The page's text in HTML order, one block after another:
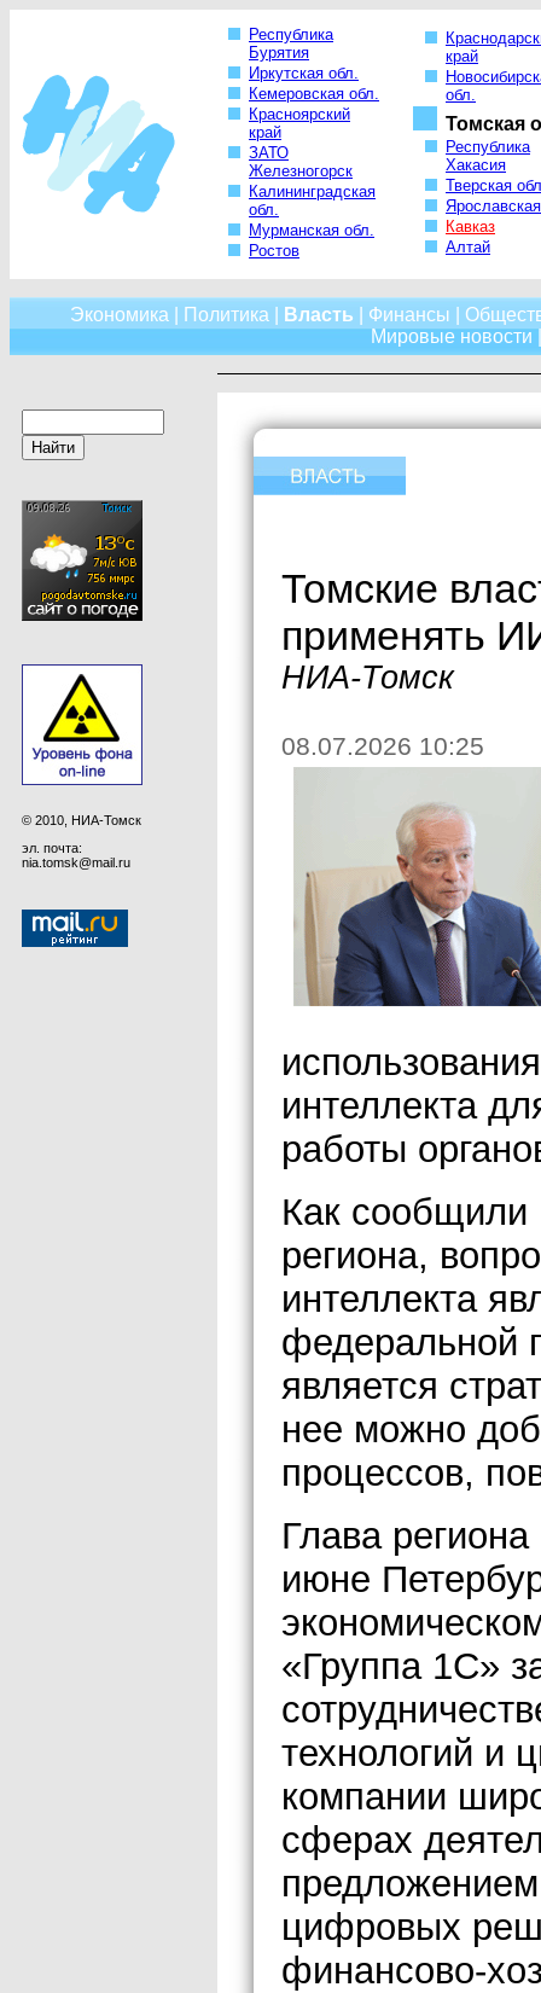
Республика
Бурятия
Иркутская обл.
Кемеровская обл.
Красноярский
край
ЗАТО
Железногорск
Калининградская
обл.
Мурманская обл.
Ростов
край
обл.
Томская
Республика
Хакасия
Тверская
Кавказ
Алтай
Экономика Политика Власть Финансы
Мировые новости
© 2010, НИА-Томск
эл. почта:
nia.tomsk@mail.ru
Томские
применять
НИА-Томск
08.07.2026 10:25
интеллекта
работы
Как сообщили
региона,
интеллекта
федеральной
является
нее можно
процессов,
Глава
июне
«Группа 1С»
технологий и
компании
сферах
цифровых
финансово-